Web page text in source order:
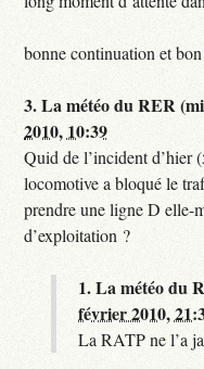
bonne continuation et
3.La météo du RER
2010, 10:39
Quid de l’incident d’hier
locomotive a bloqué le
prendre une ligne D elle-
d’exploitation ?
1.La météo du
février 2010,
La RATP ne l’a